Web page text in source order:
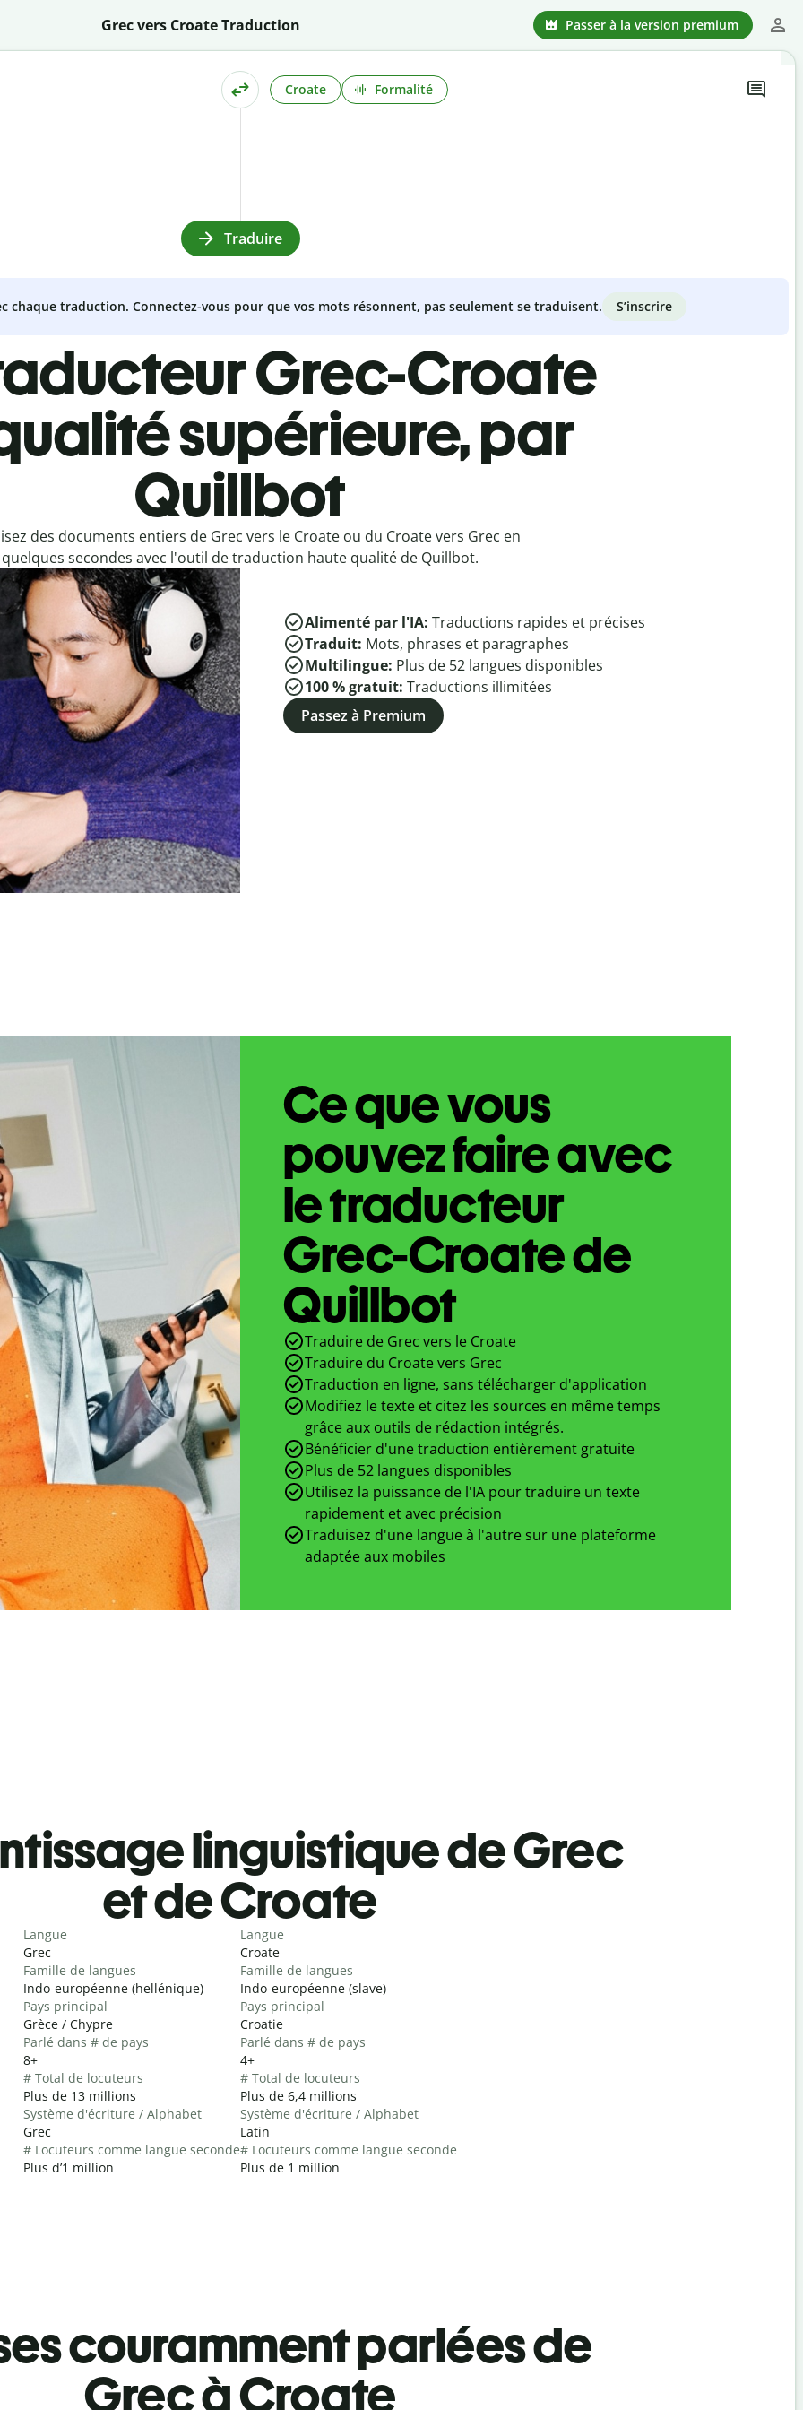
Grec vers Croate Traduction Passer à la version premium
Croate Formalité
Traduire
chaque traduction. Connectez-vous pour que vos mots résonnent, pas seulement se traduisent. S’inscrire
Grec-Croate
supérieure, par
Quillbot
des documents entiers de Grec vers le Croate ou du Croate vers Grec en
quelques secondes avec l'outil de traduction haute qualité de Quillbot.
Alimenté par l'IA: Traductions rapides et précises
Traduit: Mots, phrases et paragraphes
Multilingue: Plus de 52 langues disponibles
100 % gratuit: Traductions illimitées
Passez à Premium
Ce que vous
pouvez faire avec
le traducteur
Grec-Croate de
Quillbot
Traduire de Grec vers le Croate
Traduire du Croate vers Grec
Traduction en ligne, sans télécharger d'application
Modifiez le texte et citez les sources en même temps
grâce aux outils de rédaction intégrés.
Bénéficier d'une traduction entièrement gratuite
Plus de 52 langues disponibles
Utilisez la puissance de l'IA pour traduire un texte
rapidement et avec précision
Traduisez d'une langue à l'autre sur une plateforme
adaptée aux mobiles
linguistique de Grec
et de Croate
Langue
Grec
Famille de langues
Indo-européenne (hellénique)
Pays principal
Grèce / Chypre
Parlé dans # de pays
8+
# Total de locuteurs
Plus de 13 millions
Système d'écriture / Alphabet
Grec
# Locuteurs comme langue seconde
Plus d’1 million
Langue
Croate
Famille de langues
Indo-européenne (slave)
Pays principal
Croatie
Parlé dans # de pays
4+
# Total de locuteurs
Plus de 6,4 millions
Système d'écriture / Alphabet
Latin
# Locuteurs comme langue seconde
Plus de 1 million
couramment parlées de
Grec à Croate